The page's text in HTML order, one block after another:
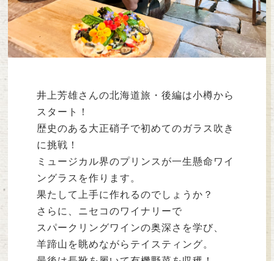
井上芳雄さんの北海道旅・後編は小樽から
スタート！
歴史のある大正硝子で初めてのガラス吹き
に挑戦！
ミュージカル界のプリンスが一生懸命ワイ
ングラスを作ります。
果たして上手に作れるのでしょうか？
さらに、ニセコのワイナリーで
スパークリングワインの奥深さを学び、
羊蹄山を眺めながらテイスティング。